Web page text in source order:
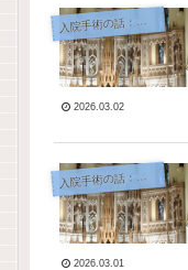
入 院手術の話：顎下腺腫瘍
2026.03.02
入 院手術の話：顎下腺腫瘍
2026.03.01